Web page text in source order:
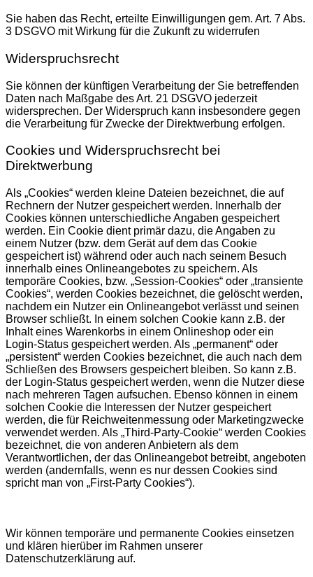
Sie haben das Recht, erteilte Einwilligungen gem. Art. 7 Abs.
3 DSGVO mit Wirkung für die Zukunft zu widerrufen
Widerspruchsrecht
Sie können der künftigen Verarbeitung der Sie betreffenden
Daten nach Maßgabe des Art. 21 DSGVO jederzeit
widersprechen. Der Widerspruch kann insbesondere gegen
die Verarbeitung für Zwecke der Direktwerbung erfolgen.
Cookies und Widerspruchsrecht bei
Direktwerbung
Als „Cookies“ werden kleine Dateien bezeichnet, die auf
Rechnern der Nutzer gespeichert werden. Innerhalb der
Cookies können unterschiedliche Angaben gespeichert
werden. Ein Cookie dient primär dazu, die Angaben zu
einem Nutzer (bzw. dem Gerät auf dem das Cookie
gespeichert ist) während oder auch nach seinem Besuch
innerhalb eines Onlineangebotes zu speichern. Als
temporäre Cookies, bzw. „Session-Cookies“ oder „transiente
Cookies“, werden Cookies bezeichnet, die gelöscht werden,
nachdem ein Nutzer ein Onlineangebot verlässt und seinen
Browser schließt. In einem solchen Cookie kann z.B. der
Inhalt eines Warenkorbs in einem Onlineshop oder ein
Login-Status gespeichert werden. Als „permanent“ oder
„persistent“ werden Cookies bezeichnet, die auch nach dem
Schließen des Browsers gespeichert bleiben. So kann z.B.
der Login-Status gespeichert werden, wenn die Nutzer diese
nach mehreren Tagen aufsuchen. Ebenso können in einem
solchen Cookie die Interessen der Nutzer gespeichert
werden, die für Reichweitenmessung oder Marketingzwecke
verwendet werden. Als „Third-Party-Cookie“ werden Cookies
bezeichnet, die von anderen Anbietern als dem
Verantwortlichen, der das Onlineangebot betreibt, angeboten
werden (andernfalls, wenn es nur dessen Cookies sind
spricht man von „First-Party Cookies“).
Wir können temporäre und permanente Cookies einsetzen
und klären hierüber im Rahmen unserer
Datenschutzerklärung auf.